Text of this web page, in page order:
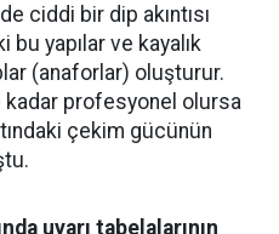
ciddi bir dip akıntısı
bu yapılar ve kayalık
(anaforlar) oluşturur.
kadar profesyonel olursa
çekim gücünün
uyarı tabelalarının